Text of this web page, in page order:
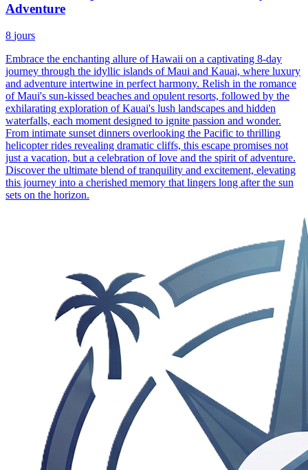
Adventure
8 jours
Embrace the enchanting allure of Hawaii on a captivating 8-day
journey through the idyllic islands of Maui and Kauai, where luxury
and adventure intertwine in perfect harmony. Relish in the romance
of Maui's sun-kissed beaches and opulent resorts, followed by the
exhilarating exploration of Kauai's lush landscapes and hidden
waterfalls, each moment designed to ignite passion and wonder.
From intimate sunset dinners overlooking the Pacific to thrilling
helicopter rides revealing dramatic cliffs, this escape promises not
just a vacation, but a celebration of love and the spirit of adventure.
Discover the ultimate blend of tranquility and excitement, elevating
this journey into a cherished memory that lingers long after the sun
sets on the horizon.